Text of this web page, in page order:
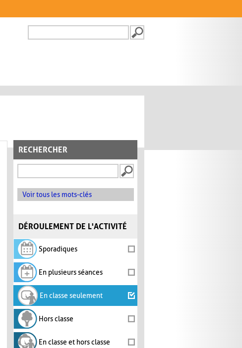
FORMULAIRE DE
RECHERCHER
Voir tous les mots-clés
DÉROULEMENT DE L'ACTIVITÉ
Sporadiques
En plusieurs séances
En classe seulement
Hors classe
En classe et hors classe